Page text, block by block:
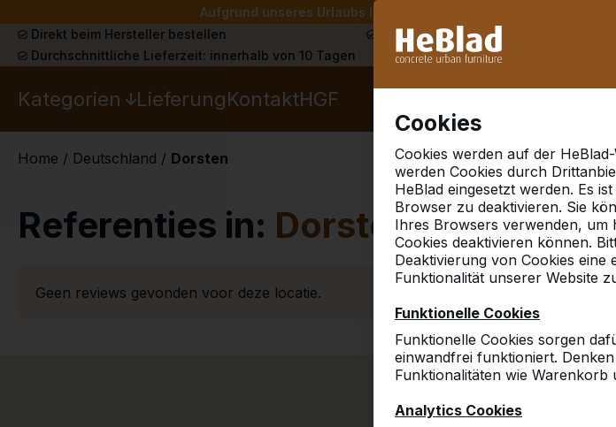
Aufgrund unseres Urlaubs liefern wir von Woche 31 bis Woche
Cookies
Cookies werden auf der
werden Cookies durch
HeBlad eingesetzt werden. Es
Browser zu deaktivieren. Sie
Ihres Browsers verwenden, um
Cookies deaktivieren können.
Deaktivierung von Cookies eine
Funktionalität unserer Website
Funktionelle Cookies
Funktionelle Cookies sorgen
einwandfrei funktioniert.
Funktionalitäten wie Warenkorb
Analytics Cookies
Direkt beim Hersteller bestellen Schon mehr als 30.000 Produkten
Durchschnittliche Lieferzeit: innerhalb von 10 Tagen
Kategorien LieferungKontaktHGF
Home / Deutschland / Dorsten
Referenties in: Dorsten
Geen reviews gevonden voor deze locatie.